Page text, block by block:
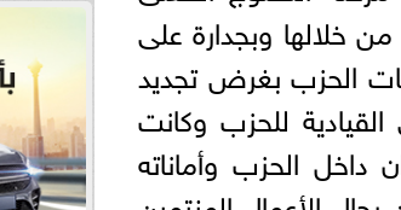
خلالها وبجدارة على
الحزب بغرض تجديد
للحزب وكانت
داخل الحزب وأماناته